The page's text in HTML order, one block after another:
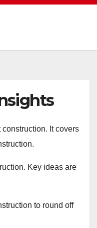
It covers
Key ideas are
to round off